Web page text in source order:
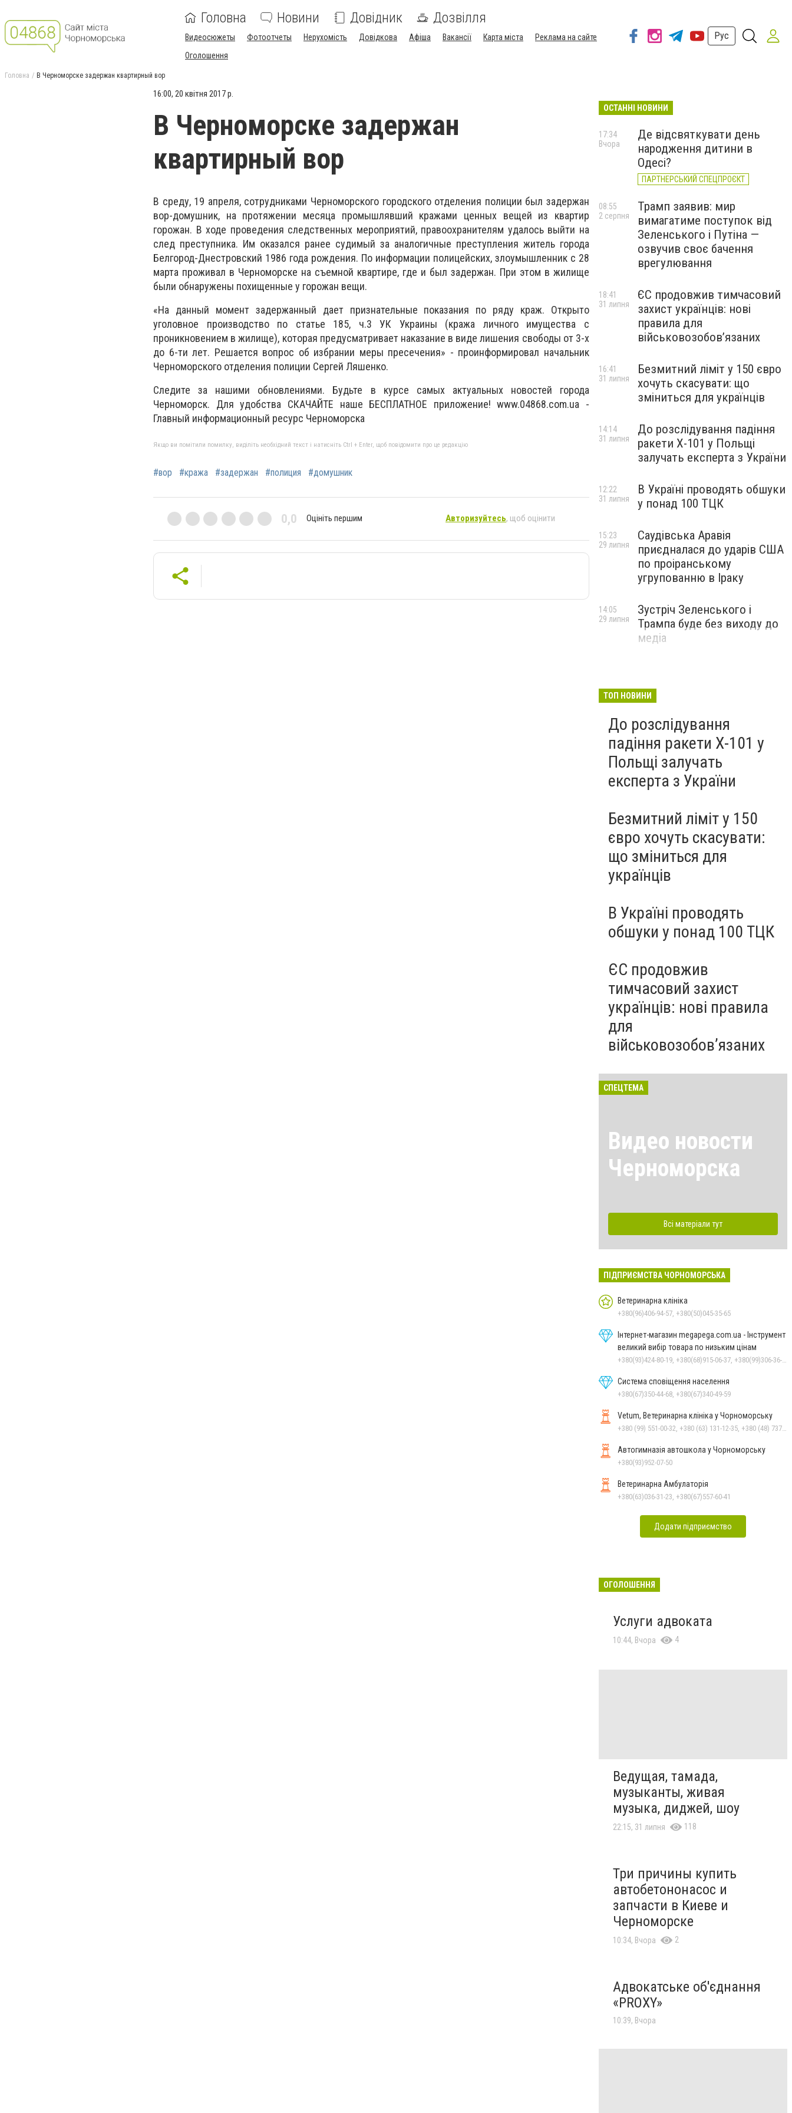
Головна Новини Довідник Дозвілля
Видеосюжеты Фотоотчеты Нерухомість Довідкова Афіша Вакансії Карта міста
Реклама на сайте
Оголошення
Рус
Головна В Черноморске задержан квартирный вор
16:00, 20 квітня 2017 р.
В Черноморске задержан
квартирный вор
В среду, 19 апреля, сотрудниками Черноморского городского отделения полиции был задержан
вор-домушник, на протяжении месяца промышлявший кражами ценных вещей из квартир
горожан. В ходе проведения следственных мероприятий, правоохранителям удалось выйти на
след преступника. Им оказался ранее судимый за аналогичные преступления житель города
Белгород-Днестровский 1986 года рождения. По информации полицейских, злоумышленник с 28
марта проживал в Черноморске на съемной квартире, где и был задержан. При этом в жилище
были обнаружены похищенные у горожан вещи.
«На данный момент задержанный дает признательные показания по ряду краж. Открыто
уголовное производство по статье 185, ч.3 УК Украины (кража личного имущества с
проникновением в жилище), которая предусматривает наказание в виде лишения свободы от 3-х
до 6-ти лет. Решается вопрос об избрании меры пресечения» - проинформировал начальник
Черноморского отделения полиции Сергей Ляшенко.
Следите за нашими обновлениями. Будьте в курсе самых актуальных новостей города
Черноморск. Для удобства СКАЧАЙТЕ наше БЕСПЛАТНОЕ приложение! www.04868.com.ua -
Главный информационный ресурс Черноморска
Якщо ви помітили помилку, виділіть необхідний текст і натисніть Ctrl + Enter, щоб повідомити про це редакцію
#вор #кража #задержан #полиция #домушник
0,0 Оцініть першим Авторизуйтесь, щоб оцінити
ОСТАННІ НОВИНИ
Де відсвяткувати день
народження дитини в
Одесі?
ПАРТНЕРСЬКИЙ СПЕЦПРОЄКТ
17:34
Вчора
Трамп заявив: мир
вимагатиме поступок від
Зеленського і Путіна —
озвучив своє бачення
врегулювання
08:55
2 серпня
ЄС продовжив тимчасовий
захист українців: нові
правила для
військовозобов’язаних
18:41
31 липня
Безмитний ліміт у 150 євро
хочуть скасувати: що
зміниться для українців
16:41
31 липня
До розслідування падіння
ракети Х-101 у Польщі
залучать експерта з України
14:14
31 липня
В Україні проводять обшуки
у понад 100 ТЦК
12:22
31 липня
Саудівська Аравія
приєдналася до ударів США
по проіранському
угрупованню в Іраку
15:23
29 липня
Зустріч Зеленського і
Трампа буде без виходу до
медіа
14:05
29 липня
ТОП НОВИНИ
До розслідування
падіння ракети Х-101 у
Польщі залучать
експерта з України
Безмитний ліміт у 150
євро хочуть скасувати:
що зміниться для
українців
В Україні проводять
обшуки у понад 100 ТЦК
ЄС продовжив
тимчасовий захист
українців: нові правила
для
військовозобов’язаних
СПЕЦТЕМА
Видео новости
Черноморска
Всі матеріали тут
ПІДПРИЄМСТВА ЧОРНОМОРСЬКА
Ветеринарна клініка
+380(96)406-94-57, +380(50)045-35-65
Інтернет-магазин megapega.com.ua - Інструмент
великий вибір товара по низьким цінам
Система сповіщення населення
+380(67)350-44-68, +380(67)340-49-59
Vetum, Ветеринарна клініка у Чорноморську
Автогимназія автошкола у Чорноморську
+380(93)952-07-50
Ветеринарна Амбулаторія
+380(63)036-31-23, +380(67)557-60-41
Додати підприємство
ОГОЛОШЕННЯ
Услуги адвоката
10:44, Вчора 4
Ведущая, тамада,
музыканты, живая
музыка, диджей, шоу
22:15, 31 липня 118
Три причины купить
автобетононасос и
запчасти в Киеве и
Черноморске
10:34, Вчора 2
Адвокатське об'єднання
«PROXY»
10:39, Вчора